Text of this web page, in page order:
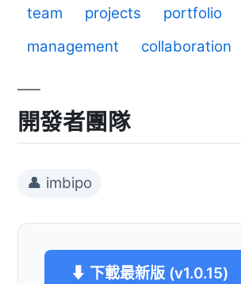
team projects
portfolio
management
collaboration
開發者團隊
👤 imbipo
⬇ 下載最新版 (v1.0.15)